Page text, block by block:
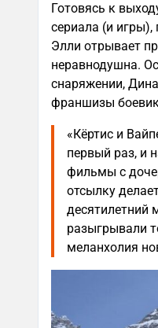
Готовясь к
сериала (и
Элли отрывает
неравнодушна.
снаряжении,
франшизы
«Кёртис и
первый раз, и
фильмы с
отсылку
десятилетний
разыгрывали
меланхолия